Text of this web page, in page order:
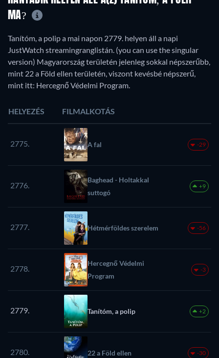
MA?
Tanítóm, a polip a mai napon 2779. helyen áll a napi
JustWatch streamingranglistán. (you can use the singular
version) Magyarország területén jelenleg sokkal népszerűbb,
mint 22 a Föld ellen területén, viszont kevésbé népszerű,
mint itt: Hercegnő Védelmi Program.
HELYEZÉS FILMALKOTÁS
2775. A fal -29
2776.
Baghead - Holtakkal
suttogó
+9
2777. Hétmérföldes szerelem -56
2778.
Hercegnő Védelmi
Program
-3
2779. Tanítóm, a polip +2
2780. 22 a Föld ellen -30